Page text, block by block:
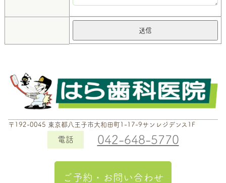
〒192-0045 東京都八王子市大和田町1-17-9サンレジデンス1F
電話 042-648-5770
ご予約・お問い合わせ